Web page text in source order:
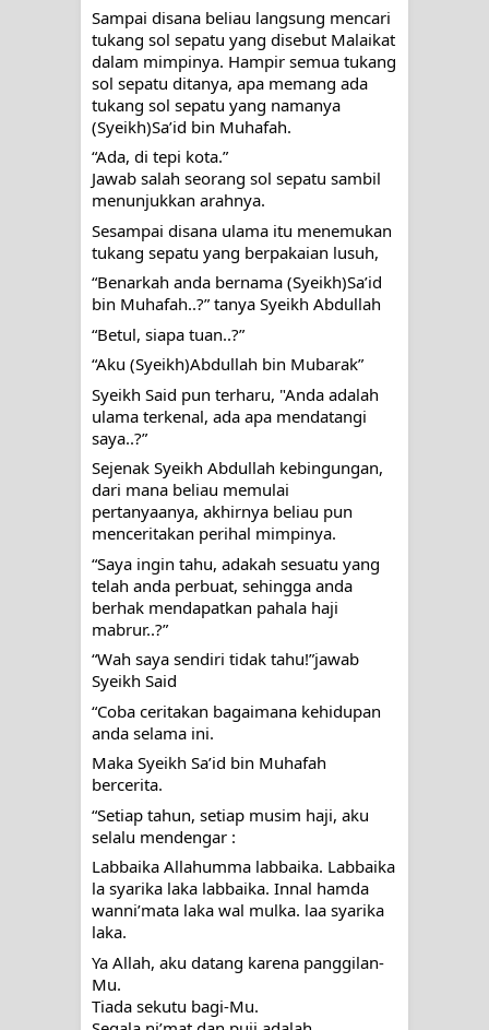
Berbeda
WAHDATUL WUJUD, WAHDATU
SYUHUD, DAN MANUNGGALING
KAWULA GUSTI
WAHDATUL WUJUD ITU APA..??
Sampai disana beliau langsung mencari
tukang sol sepatu yang disebut Malaikat
dalam mimpinya. Hampir semua tukang
sol sepatu ditanya, apa memang ada
tukang sol sepatu yang namanya
(Syeikh)Sa’id bin Muhafah.
“Ada, di tepi kota.”
Jawab salah seorang sol sepatu sambil
menunjukkan arahnya.
Sesampai disana ulama itu menemukan
tukang sepatu yang berpakaian lusuh,
“Benarkah anda bernama (Syeikh)Sa’id
bin Muhafah..?” tanya Syeikh Abdullah
“Betul, siapa tuan..?”
“Aku (Syeikh)Abdullah bin Mubarak”
Syeikh Said pun terharu, "Anda adalah
ulama terkenal, ada apa mendatangi
saya..?”
Sejenak Syeikh Abdullah kebingungan,
dari mana beliau memulai
pertanyaanya, akhirnya beliau pun
menceritakan perihal mimpinya.
“Saya ingin tahu, adakah sesuatu yang
telah anda perbuat, sehingga anda
berhak mendapatkan pahala haji
mabrur..?”
“Wah saya sendiri tidak tahu!”jawab
Syeikh Said
“Coba ceritakan bagaimana kehidupan
anda selama ini.
Maka Syeikh Sa’id bin Muhafah
bercerita.
“Setiap tahun, setiap musim haji, aku
selalu mendengar :
Labbaika Allahumma labbaika. Labbaika
la syarika laka labbaika. Innal hamda
wanni’mata laka wal mulka. laa syarika
laka.
Ya Allah, aku datang karena panggilan-
Mu.
Tiada sekutu bagi-Mu.